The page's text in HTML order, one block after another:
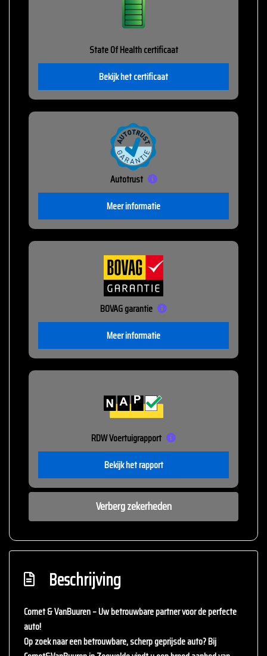
State Of Health certificaat
Bekijk het certificaat
Autotrust
Meer informatie
BOVAG garantie
Meer informatie
RDW Voertuigrapport
Bekijk het rapport
Verberg zekerheden
Beschrijving
Cornet & VanBuuren – Uw betrouwbare partner voor de perfecte
auto!
Op zoek naar een betrouwbare, scherp geprijsde auto? Bij